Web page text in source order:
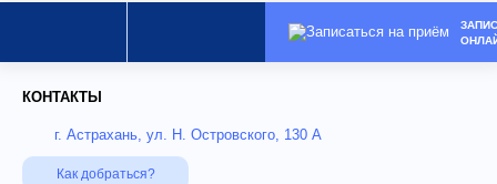
КОНТАКТЫ
г. Астрахань, ул. Н. Островского, 130 А
Как добраться?